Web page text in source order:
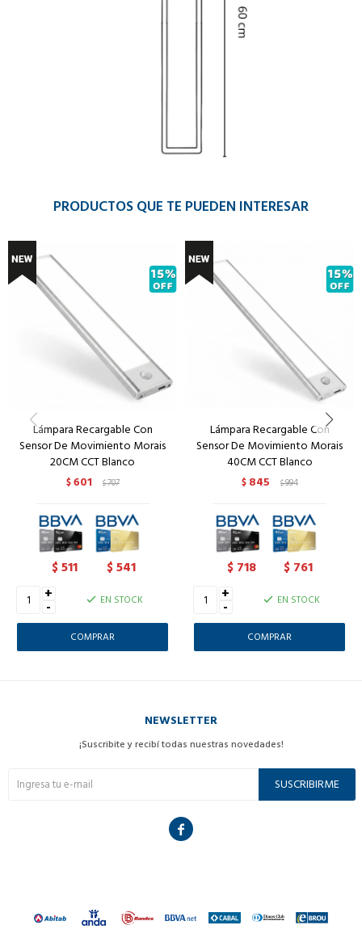
PRODUCTOS QUE TE PUEDEN INTERESAR
Lámpara Recargable Con
Sensor De Movimiento Morais
20CM CCT Blanco
$601 $707
$511 $541
+
- EN STOCK
Lámpara Recargable Con
Sensor De Movimiento Morais
40CM CCT Blanco
$ 845 $994
$ 718 $ 761
+
- EN STOCK
NEWSLETTER
¡Suscribite y recibí todas nuestras novedades!
SUSCRIBIRME
